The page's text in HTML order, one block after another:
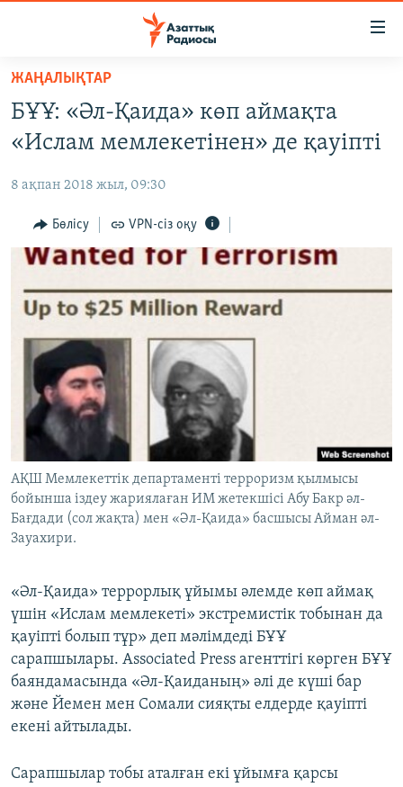
Skip
main
content
to
Navigation
Skip
Search
ҚАҢТАР ОҚИҒАСЫ
АДАМ ҚҰҚЫҚТАРЫ
ӘЛЕУМЕТ
ӘЛЕМ
АРНАЙЫ ЖОБАЛАР
Русский
ЖАЗЫЛЫҢЫЗ
Басқа тілдерде
ЖАҢАЛЫҚТАР
БҰҰ: «Әл-Қаида» көп аймақта
«Ислам мемлекетінен» де қауіпті
8 ақпан 2018 жыл, 09:30
Бөлісу VPN-сіз оқу
АҚШ Мемлекеттік департаменті терроризм қылмысы
бойынша іздеу жариялаған ИМ жетекшісі Абу Бакр әл-
Бағдади (сол жақта) мен «Әл-Қаида» басшысы Айман әл-
Зауахири.
«Әл-Қаида» террорлық ұйымы әлемде көп аймақ
үшін «Ислам мемлекеті» экстремистік тобынан да
қауіпті болып тұр» деп мәлімдеді БҰҰ
сарапшылары. Associated Press агенттігі көрген БҰҰ
баяндамасында «Әл-Қаиданың» әлі де күші бар
және Йемен мен Сомали сияқты елдерде қауіпті
екені айтылады.
Сарапшылар тобы аталған екі ұйымға қарсы